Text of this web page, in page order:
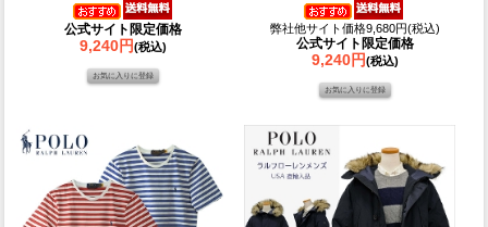
公式サイト限定価格
9,240円(税込)
弊社他サイト価格9,680円(税込)
公式サイト限定価格
9,240円(税込)